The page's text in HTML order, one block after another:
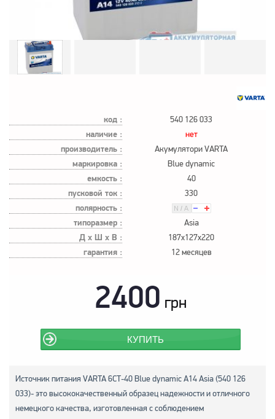
код : 540 126 033
наличие : нет
производитель : Акумулятори VARTA
маркировка : Blue dynamic
емкость : 40
пусковой ток : 330
полярность :
типоразмер :
Asia
Д х Ш х В : 187x127x220
гарантия : 12 месяцев
2400 грн
КУПИТЬ
Источник питания VARTA 6СТ-40 Blue dynamic A14 Asia (540 126
033)- это высококачественный образец надежности и отличного
немецкого качества, изготовленная с соблюдением